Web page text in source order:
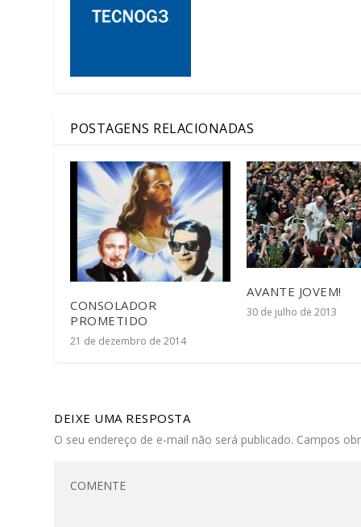
POSTAGENS RELACIONADAS
CONSOLADOR
PROMETIDO
21 de dezembro de 2014
AVANTE JOVEM!
30 de julho de 2013
DEIXE UMA RESPOSTA
O seu endereço de e-mail não será publicado. Campos